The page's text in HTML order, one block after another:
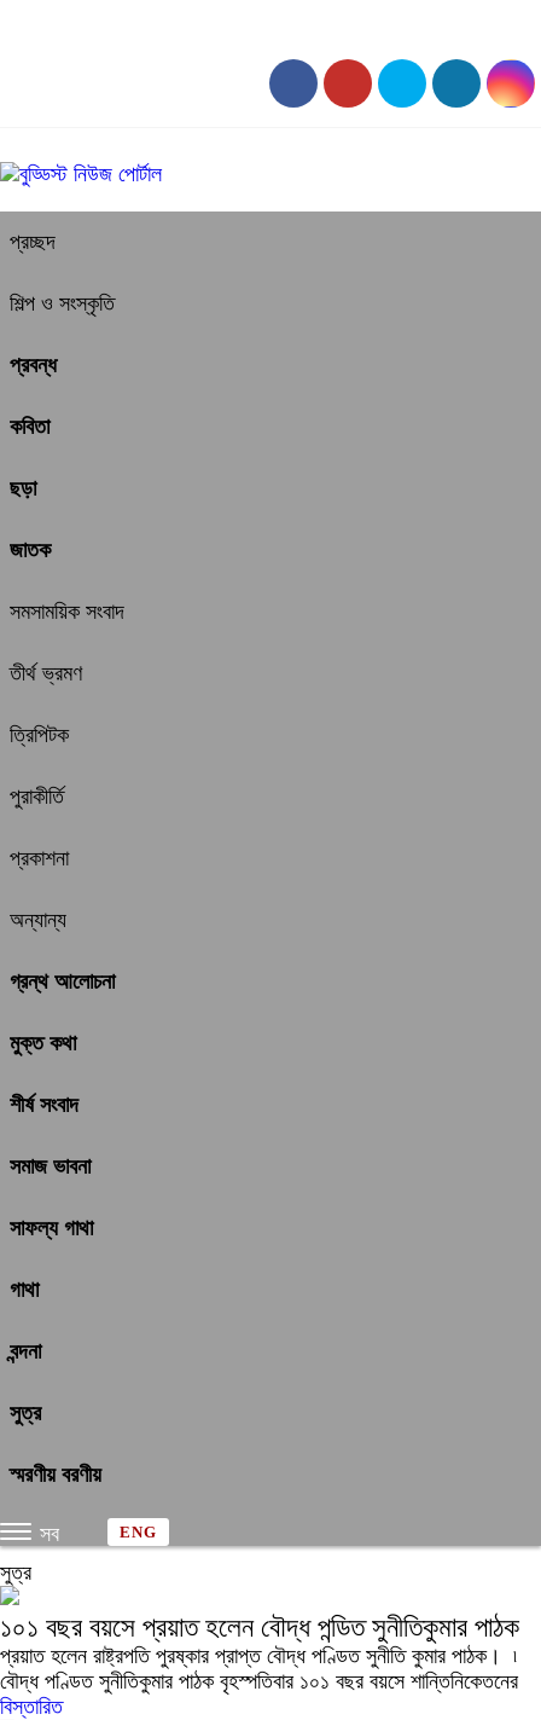
প্রচ্ছদ
শিল্প ও সংস্কৃতি
প্রবন্ধ
কবিতা
ছড়া
জাতক
সমসাময়িক সংবাদ
তীর্থ ভ্রমণ
ত্রিপিটক
পুরাকীর্তি
প্রকাশনা
অন্যান্য
গ্রন্থ আলোচনা
মুক্ত কথা
শীর্ষ সংবাদ
সমাজ ভাবনা
সাফল্য গাথা
গাথা
বন্দনা
সুত্র
স্মরণীয় বরণীয়
সব ENG
সুত্র
১০১ বছর বয়সে প্রয়াত হলেন বৌদ্ধ পন্ডিত সুনীতিকুমার পাঠক
প্রয়াত হলেন রাষ্ট্রপতি পুরষ্কার প্রাপ্ত বৌদ্ধ পণ্ডিত সুনীতি কুমার পাঠক। ৷
বৌদ্ধ পণ্ডিত সুনীতিকুমার পাঠক বৃহস্পতিবার ১০১ বছর বয়সে শান্তিনিকেতনের
বিস্তারিত